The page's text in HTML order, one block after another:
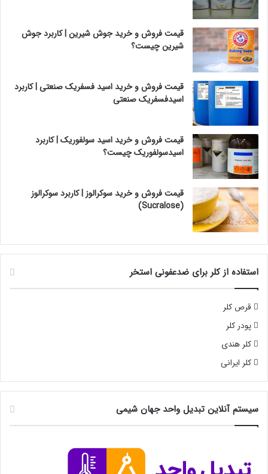
قیمت فروش و خرید جوش شیرین | کاربرد جوش
شیرین چیست؟
قیمت فروش و خرید اسید فسفریک صنعتی | کاربرد
اسیدفسفریک صنعتی
قیمت فروش و خرید اسید سولفوریک | کاربرد
اسیدسولفوریک چیست؟
قیمت فروش و خرید سوکرالوز | کاربرد سوکرالوز
(Sucralose)
استفاده از کلر برای ضدعفونی استخر
قرص کلر
پودر کلر
کلر هندی
کلر ایرانی
سیستم آنلاین تبدیل واحد جهان شیمی